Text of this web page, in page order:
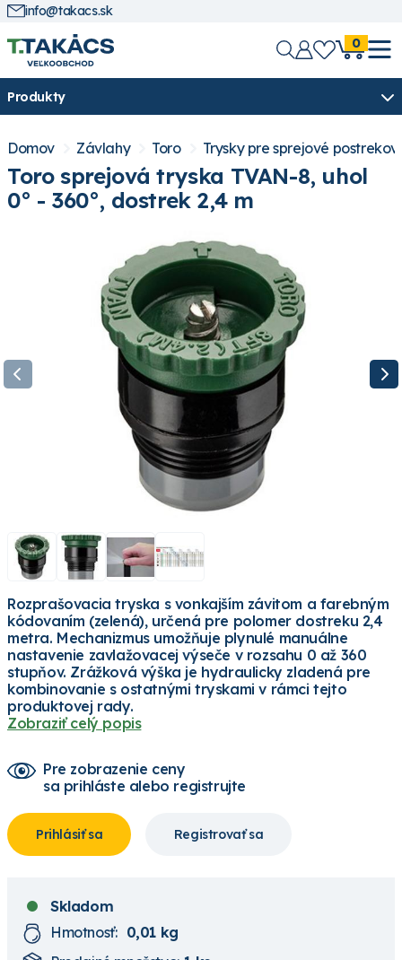
info@takacs.sk
0
Produkty
Domov Závlahy Toro Trysky pre sprejové
Toro sprejová tryska TVAN-8, uhol
0° - 360°, dostrek 2,4 m
Rozprašovacia tryska s vonkajším závitom a farebným
kódovaním (zelená), určená pre polomer dostreku 2,4
metra. Mechanizmus umožňuje plynulé manuálne
nastavenie zavlažovacej výseče v rozsahu 0 až 360
stupňov. Zrážková výška je hydraulicky zladená pre
kombinovanie s ostatnými tryskami v rámci tejto
produktovej rady.
Zobraziť celý popis
Pre zobrazenie ceny
sa prihláste alebo registrujte
Prihlásiť sa Registrovať sa
Skladom
Hmotnosť: 0,01 kg